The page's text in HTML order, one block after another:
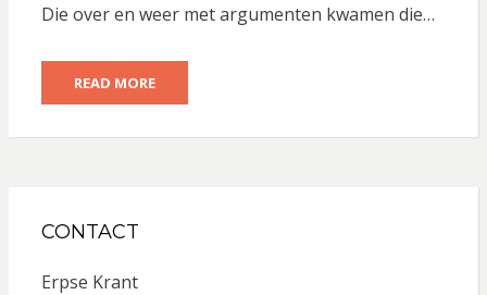
Die over en weer met argumenten kwamen die…
READ MORE
CONTACT
Erpse Krant